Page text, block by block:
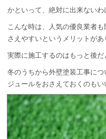
かといって、絶対に出来ないわ
こんな時は、人気の優良業者
さえやすいというメリットがあ
実際に施工するのはもっと後だ
冬のうちから外壁塗装工事に
ジュールをおさえておくのもい